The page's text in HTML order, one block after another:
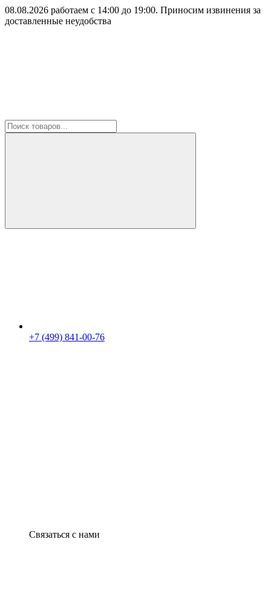
08.08.2026 работаем с 14:00 до 19:00. Приносим извинения за
доставленные неудобства
+7 (499) 841-00-76
Связаться с нами